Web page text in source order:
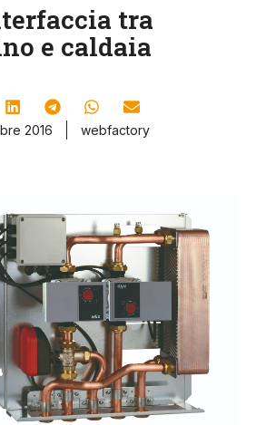
tra
e caldaia
2016
webfactory